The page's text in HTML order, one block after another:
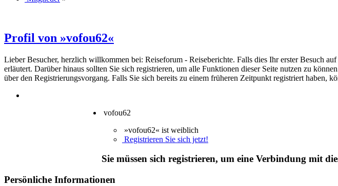
Profil von »vofou62«
Lieber Besucher, herzlich willkommen bei: Reiseforum - Reiseberichte. Falls dies Ihr erster Besuch
erläutert. Darüber hinaus sollten Sie sich registrieren, um alle Funktionen dieser Seite nutzen zu
über den Registrierungsvorgang. Falls Sie sich bereits zu einem früheren Zeitpunkt registriert haben,
vofou62
»vofou62« ist weiblich
Registrieren Sie sich jetzt!
Sie müssen sich registrieren, um eine Verbindung mit
Persönliche Informationen